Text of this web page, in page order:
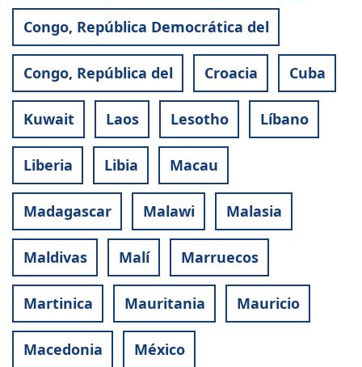
Congo, República Democrática del
Congo, República del Croacia Cuba
Kuwait Laos Lesotho Líbano
Liberia Libia Macau
Madagascar Malawi Malasia
Maldivas Malí Marruecos
Martinica Mauritania Mauricio
Macedonia México